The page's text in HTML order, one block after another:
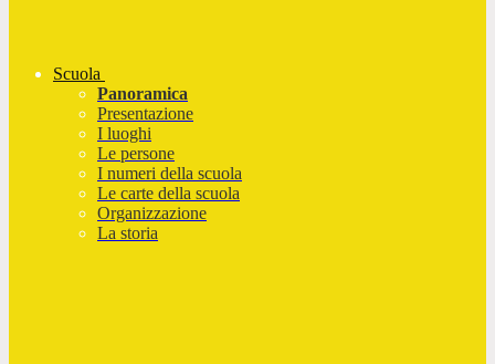
Scuola
Panoramica
Presentazione
I luoghi
Le persone
I numeri della scuola
Le carte della scuola
Organizzazione
La storia